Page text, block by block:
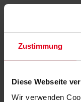
Zustimmung
Diese Webseite
Wir verwenden